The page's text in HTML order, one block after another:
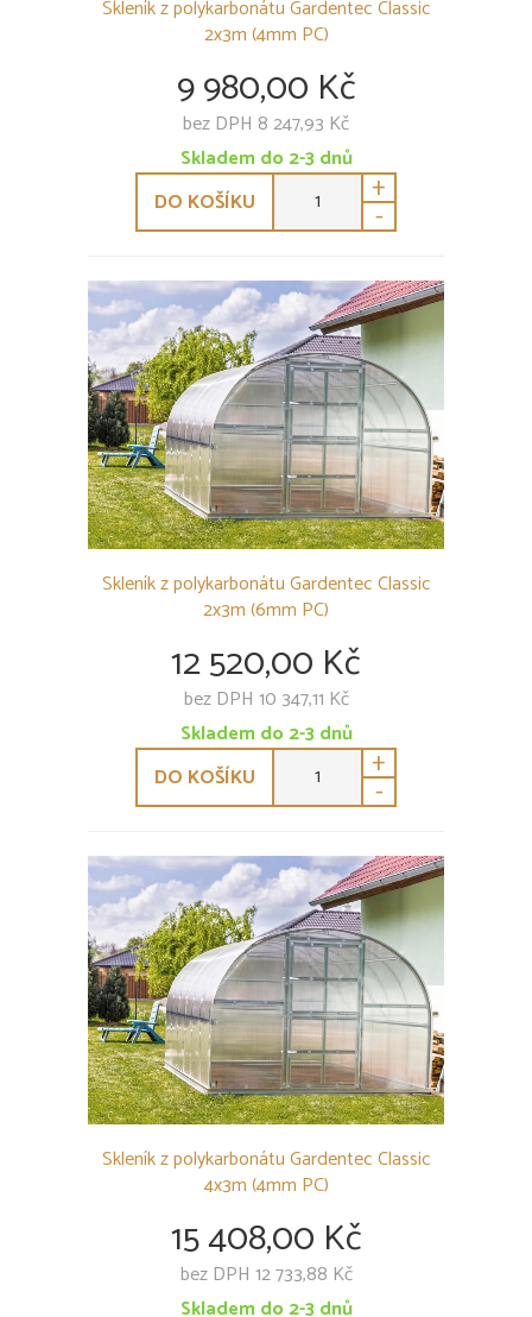
Skleník z polykarbonátu Gardentec Classic
2x3m (4mm PC)
9 980,00 Kč
bez DPH 8 247,93 Kč
Skladem do 2-3 dnů
DO KOŠÍKU
+
-
Skleník z polykarbonátu Gardentec Classic
2x3m (6mm PC)
12 520,00 Kč
bez DPH 10 347,11 Kč
Skladem do 2-3 dnů
DO KOŠÍKU
+
-
Skleník z polykarbonátu Gardentec Classic
4x3m (4mm PC)
15 408,00 Kč
bez DPH 12 733,88 Kč
Skladem do 2-3 dnů